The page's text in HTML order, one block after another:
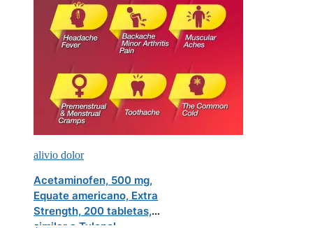
alivio dolor
Acetaminofen, 500 mg,
Equate americano, Extra
Strength, 200 tabletas,